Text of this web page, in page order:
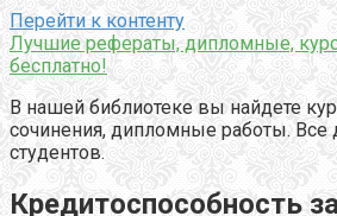
Перейти к контенту
Лучшие рефераты, дипломные,
бесплатно!
В нашей библиотеке вы найдете
сочинения, дипломные работы.
студентов.
Кредитоспособность